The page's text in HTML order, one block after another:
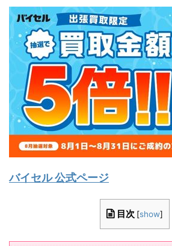
バイセル 公式ページ
目次 [show]